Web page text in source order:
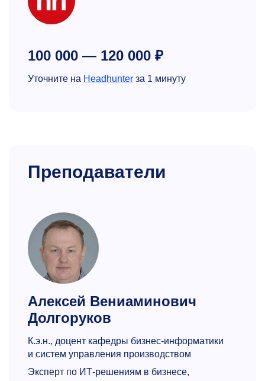
100 000 — 120 000 ₽
Уточните на Headhunter за 1 минуту
Преподаватели
Алексей Вениаминович
Долгоруков
К.э.н., доцент кафедры бизнес-информатики
и систем управления производством
Эксперт по ИТ-решениям в бизнесе,